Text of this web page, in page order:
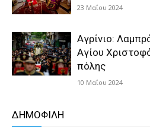
23 Μαΐου 2024
Αγρίνιο:
Αγίου
πόλης
10 Μαΐου 2024
ΔΗΜΟΦΙΛΗ